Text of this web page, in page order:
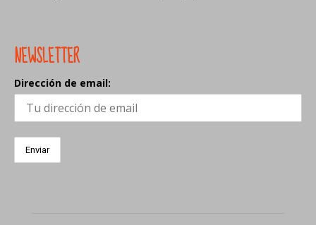
NEWSLETTER
Dirección de email: